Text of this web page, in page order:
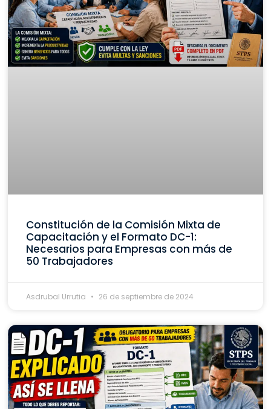
Constitución de la Comisión Mixta de
Capacitación y el Formato DC-1:
Necesarios para Empresas con más de
50 Trabajadores
Asdrubal Urrutia 26 de septiembre de 2024